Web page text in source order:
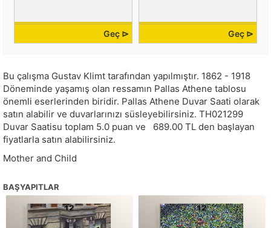
Geç ⊳ Geç ⊳
Bu çalışma Gustav Klimt tarafından yapılmıştır. 1862 - 1918
Döneminde yaşamış olan ressamın Pallas Athene tablosu
önemli eserlerinden biridir. Pallas Athene Duvar Saati olarak
satın alabilir ve duvarlarınızı süsleyebilirsiniz. TH021299
Duvar Saatisu toplam 5.0 puan ve 689.00 TL den başlayan
fiyatlarla satın alabilirsiniz.
Mother and Child
BAŞYAPITLAR